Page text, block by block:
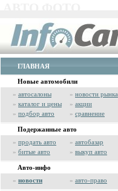
ГЛАВНАЯ
Новые автомобили
» автосалоны » новости рынка
» каталог и цены » акции
» подбор авто » сравнение
Подержанные авто
» продать авто » автобазар
» битые авто » выкуп авто
Авто-инфо
» новости » авто-право